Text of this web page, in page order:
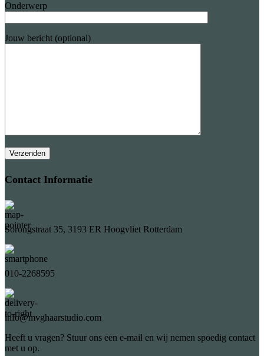
Onderwerp
Jouw bericht (optional)
Contact Informatie
Sorongstraat 35, 3193 ER Hoogvliet Rotterdam
010-2268595
info@mvghaarstudio.com
Heeft u vragen? Stuur ons een e-mail en wij nemen spoedig contact
met u op.